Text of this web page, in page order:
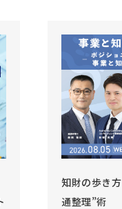
法務DX・体
1時間でわか